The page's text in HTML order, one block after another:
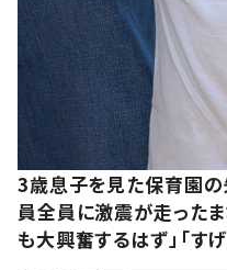
3歳息子を見た保育園の
員全員に激震が走った
も大興奮するはず」「すげ